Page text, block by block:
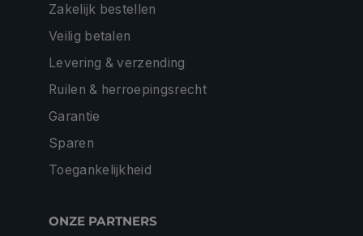
Zakelijk bestellen
Veilig betalen
Levering & verzending
Ruilen & herroepingsrecht
Garantie
Sparen
Toegankelijkheid
ONZE PARTNERS